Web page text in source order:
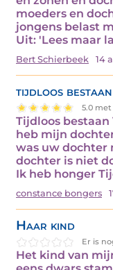
moeders en
jongens belast
Uit: 'Lees maar
Bert Schierbeek 14
tijdloos bestaan
5.0
Tijdloos
heb mijn
was uw dochter
dochter is niet
Ik heb honger
constance bongers
Haar kind
Er is
Het kind van